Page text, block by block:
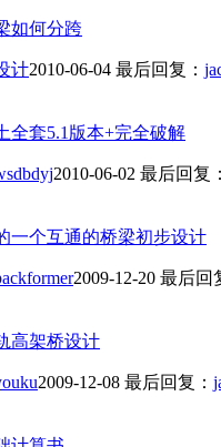
如何分跨
计2010-06-04 最后回复：
全套5.1版本+完全破解
2010-06-02 最后回复
一个互通的桥梁初步设计
2009-12-20 最后回
高架桥设计
2009-12-08 最后回复：